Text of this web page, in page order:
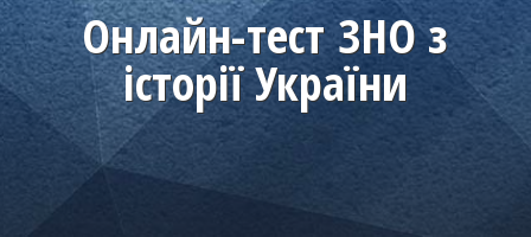
Онлайн-тест ЗНО з
історії України